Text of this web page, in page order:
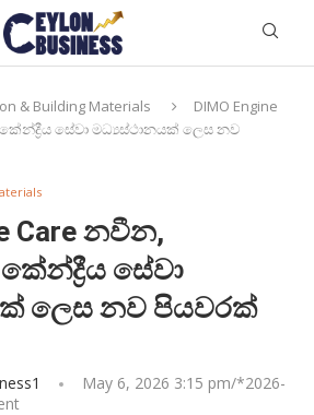
& Building Materials
DIMO Engine
සේවා මධ්‍යස්ථානයක් ලෙස නව
Care නවීන,
සේවා
ලෙස නව පියවරක්
May 6, 2026 3:15 pm/*2026-